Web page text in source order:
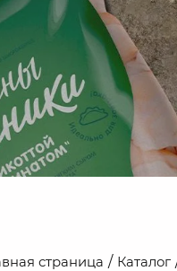
страница Каталог